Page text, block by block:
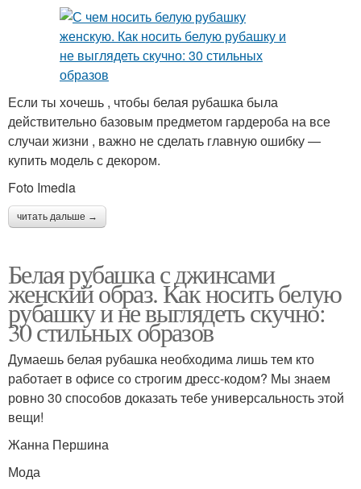
Если ты хочешь , чтобы белая рубашка была
действительно базовым предметом гардероба на все
случаи жизни , важно не сделать главную ошибку —
купить модель с декором.
Foto Imedia
читать дальше →
Белая рубашка с джинсами
женский образ. Как носить белую
рубашку и не выглядеть скучно:
30 стильных образов
Думаешь белая рубашка необходима лишь тем кто
работает в офисе со строгим дресс-кодом? Мы знаем
ровно 30 способов доказать тебе универсальность этой
вещи!
Жанна Першина
Мода